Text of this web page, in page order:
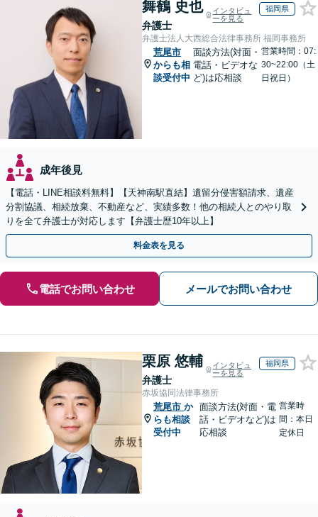
舞鶴 史也
弁護士
インタビュ
ーを見る
福岡県
弁護士法人大西総合法律事務所 福岡事務所
荒尾市
からも相
談受付中
面談方法(対面・
電話・ビデオな
ど)は応相談
営業時間：07:
30~22:00（土
日祝日）
成年後見
【電話・LINE相談料無料】【天神南駅直結】遺留分侵害額請求、遺産
分割協議、相続放棄、不動産など、実績多数！他の相続人とのやり取
りを全て弁護士が対応します【弁護士歴10年以上】
料金表を見る
電話でお問い合わせ メールでお問い合わせ
栗原 悠輔
弁護士
インタビュ
ーを見る
福岡県
赤坂協同法律事務所
荒尾市 か
らも相談
受付中
面談方法(対面・電
話・ビデオなど)は
応相談
営業時
間：本日
定休日